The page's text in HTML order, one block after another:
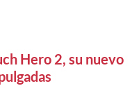
Hero 2, su nuevo